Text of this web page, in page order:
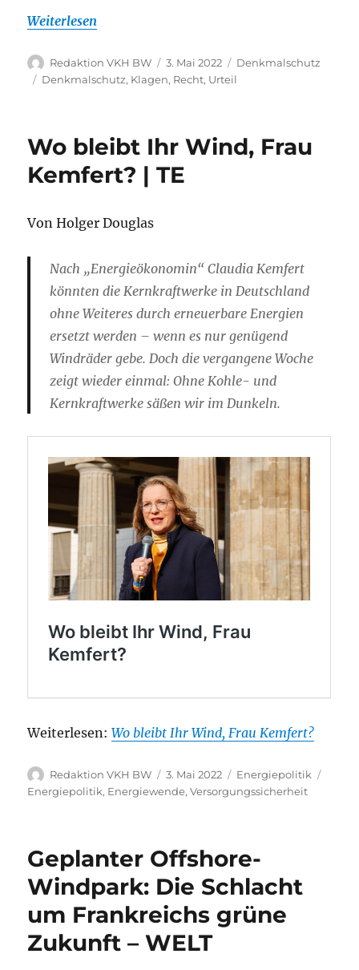
Weiterlesen
Autor
Redaktion VKH BW
Veröffentlicht
am
3. Mai 2022 Kategorien
Denkmalschutz
Schlagwörter
Denkmalschutz, Klagen, Recht, Urteil
Wo bleibt Ihr Wind, Frau
Kemfert? | TE
Von Holger Douglas
Nach „Energieökonomin“ Claudia Kemfert
könnten die Kernkraftwerke in Deutschland
ohne Weiteres durch erneuerbare Energien
ersetzt werden – wenn es nur genügend
Windräder gebe. Doch die vergangene Woche
zeigt wieder einmal: Ohne Kohle- und
Kernkraftwerke säßen wir im Dunkeln.
Weiterlesen:Wo bleibt Ihr Wind, Frau Kemfert?
Autor
Redaktion VKH BW
Veröffentlicht
am
3. Mai 2022 Kategorien
Energiepolitik
Energiepolitik, Energiewende,Versorgungssicherheit
Geplanter Offshore-
Windpark: Die Schlacht
um Frankreichs grüne
Zukunft – WELT